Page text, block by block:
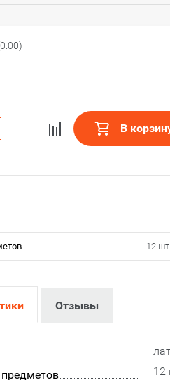
В
12 шт
Отзывы
12